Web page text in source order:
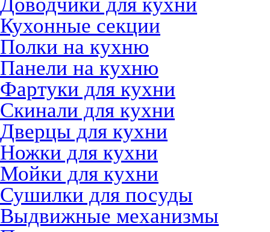
Кухонные секции
Полки на кухню
Панели на кухню
Фартуки для кухни
Скинали для кухни
Дверцы для кухни
Ножки для кухни
Мойки для кухни
Сушилки для посуды
Выдвижные механизмы